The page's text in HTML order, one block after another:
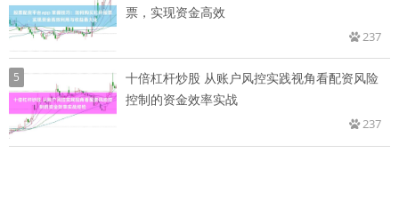
票，实现资金高效
237
5
十倍杠杆炒股 从账户风控实践视角看配资风险
控制的资金效率实战
237